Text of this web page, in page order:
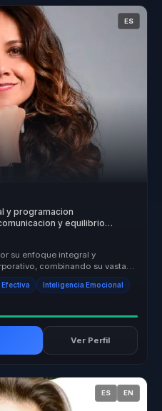
ES
y programacion
y equilibrio
para equipos.
su enfoque integral y
combinando su vasta
Inteligencia Emocional
Ver Perfil
ES EN